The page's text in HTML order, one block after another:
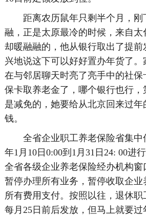
距离农历鼠年只剩半个月，刚
融，正是太原最冷的时候，来自太
却暖融融的，他从银行取出了提前
兴地说这下可以好好置办年货了
在与邻居聊天时亮了亮手中的社保
保卡取养老金了，哪个银行也行
是减免的，她要给从北京回来过年
钱。
全省企业职工养老保险省集中
年1月10日0:00到1月31日24: 00进
全省各级企业养老保险经办机构
暂停办理所有业务，暂停收取企业
所有费用支付。按照以往，退休
每月25日前后发放，但马上就要过